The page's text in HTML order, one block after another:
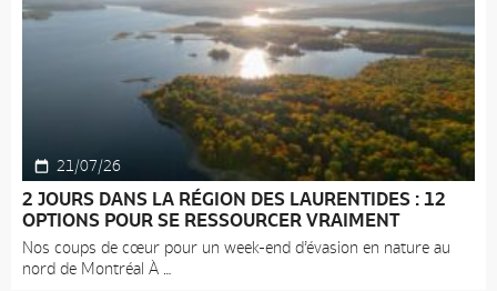
21/07/26
2 JOURS DANS LA RÉGION DES LAURENTIDES : 12
OPTIONS POUR SE RESSOURCER VRAIMENT
Nos coups de cœur pour un week-end d’évasion en nature au
nord de Montréal À